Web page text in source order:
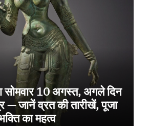
सोमवार 10 अगस्त, अगले दिन
— जानें व्रत की तारीखें, पूजा
का महत्व